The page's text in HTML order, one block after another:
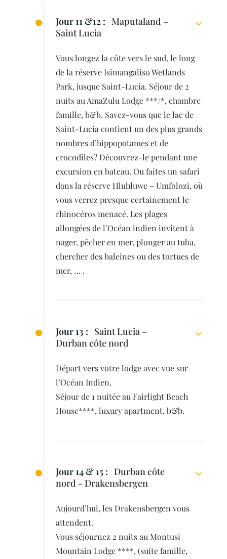
Jour 11 &12 : Maputaland –
Saint Lucia
Vous longez la côte vers le sud, le long
de la réserve Isimangaliso Wetlands
Park, jusque Saint-Lucia. Séjour de 2
nuits au AmaZulu Lodge ***/*, chambre
famille, b&b. Savez-vous que le lac de
Saint-Lucia contient un des plus grands
nombres d’hippopotames et de
crocodiles? Découvrez-le pendant une
excursion en bateau. Ou faites un safari
dans la réserve Hluhluwe – Umfolozi, où
vous verrez presque certainement le
rhinocéros menacé. Les plages
allongées de l’Océan indien invitent à
nager, pêcher en mer, plonger au tuba,
chercher des baleines ou des tortues de
mer, … .
Jour 13 : Saint Lucia –
Durban côte nord
Départ vers votre lodge avec vue sur
l’Océan Indien.
Séjour de 1 nuitée au Fairlight Beach
House****, luxury apartment, b&b.
Jour 14 & 15 : Durban côte
nord - Drakensbergen
Aujourd’hui, les Drakensbergen vous
attendent.
Vous séjournez 2 nuits au Montusi
Mountain Lodge ****, (suite famille,